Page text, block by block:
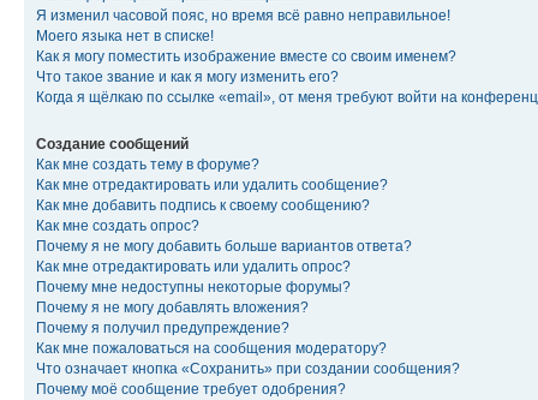
Я изменил часовой пояс, но время всё равно неправильное!
Моего языка нет в списке!
Как я могу поместить изображение вместе со своим именем?
Что такое звание и как я могу изменить его?
Когда я щёлкаю по ссылке «email», от меня требуют войти на
Создание сообщений
Как мне создать тему в форуме?
Как мне отредактировать или удалить сообщение?
Как мне добавить подпись к своему сообщению?
Как мне создать опрос?
Почему я не могу добавить больше вариантов ответа?
Как мне отредактировать или удалить опрос?
Почему мне недоступны некоторые форумы?
Почему я не могу добавлять вложения?
Почему я получил предупреждение?
Как мне пожаловаться на сообщения модератору?
Что означает кнопка «Сохранить» при создании сообщения?
Почему моё сообщение требует одобрения?